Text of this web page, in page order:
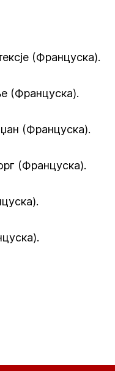
(Француска).
(Француска).
(Француска).
(Француска).